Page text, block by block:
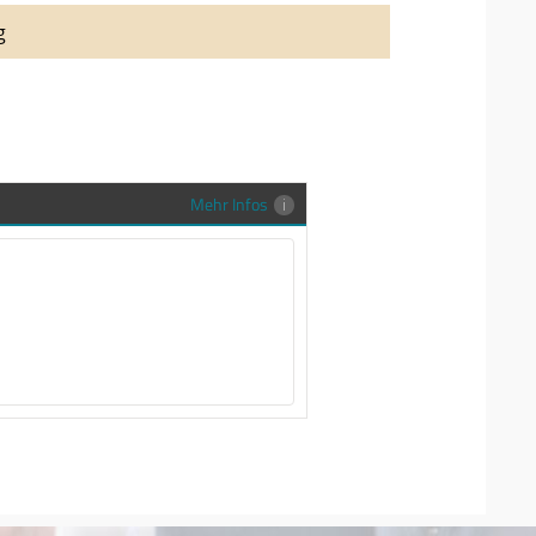
auch richtig in Szene zu setzen,
Trauringe-EFES Tragetasche inkl.
Sendung zu schützen und
Mehr Infos